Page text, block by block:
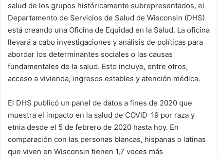
salud de los grupos históricamente subrepresentados, el
Departamento de Servicios de Salud de Wisconsin (DHS)
está creando una Oficina de Equidad en la Salud. La oficina
llevará a cabo investigaciones y análisis de políticas para
abordar los determinantes sociales o las causas
fundamentales de la salud. Esto incluye, entre otros,
acceso a vivienda, ingresos estables y atención médica.
El DHS publicó un panel de datos a fines de 2020 que
muestra el impacto en la salud de COVID-19 por raza y
etnia desde el 5 de febrero de 2020 hasta hoy. En
comparación con las personas blancas, hispanas o latinas
que viven en Wisconsin tienen 1,7 veces más